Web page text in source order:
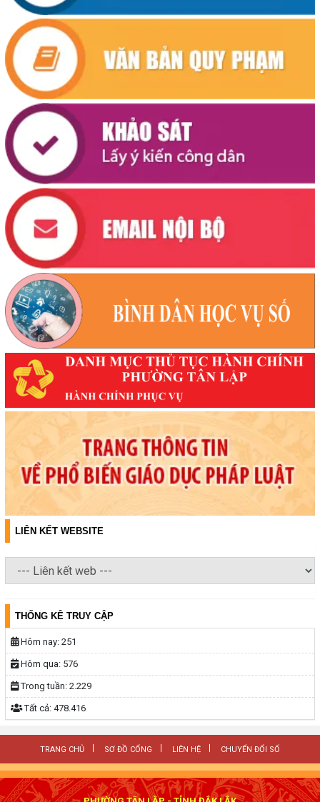
LIÊN KẾT WEBSITE
THỐNG KÊ TRUY CẬP
Hôm nay: 251
Hôm qua: 576
Trong tuần: 2.229
Tất cả: 478.416
TRANG CHỦ SƠ ĐỒ CỔNG LIÊN HỆ CHUYỂN ĐỔI SỐ